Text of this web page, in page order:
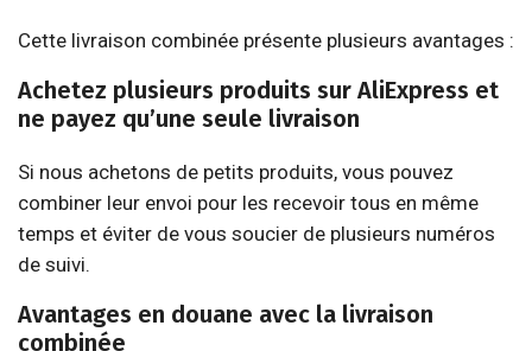
Cette livraison combinée présente plusieurs avantages :
Achetez plusieurs produits sur AliExpress et
ne payez qu’une seule livraison
Si nous achetons de petits produits, vous pouvez
combiner leur envoi pour les recevoir tous en même
temps et éviter de vous soucier de plusieurs numéros
de suivi.
Avantages en douane avec la livraison
combinée